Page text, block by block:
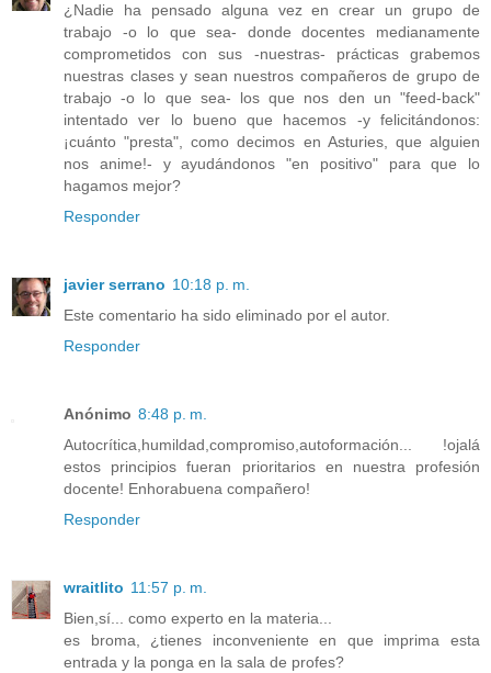
¿Nadie ha pensado alguna vez en crear un grupo de
trabajo -o lo que sea- donde docentes medianamente
comprometidos con sus -nuestras- prácticas grabemos
nuestras clases y sean nuestros compañeros de grupo de
trabajo -o lo que sea- los que nos den un "feed-back"
intentado ver lo bueno que hacemos -y felicitándonos:
¡cuánto "presta", como decimos en Asturies, que alguien
nos anime!- y ayudándonos "en positivo" para que lo
hagamos mejor?
Responder
javier serrano 10:18 p. m.
Este comentario ha sido eliminado por el autor.
Responder
Anónimo 8:48 p. m.
Autocrítica,humildad,compromiso,autoformación... !ojalá
estos principios fueran prioritarios en nuestra profesión
docente! Enhorabuena compañero!
Responder
wraitlito 11:57 p. m.
Bien,sí... como experto en la materia...
es broma, ¿tienes inconveniente en que imprima esta
entrada y la ponga en la sala de profes?